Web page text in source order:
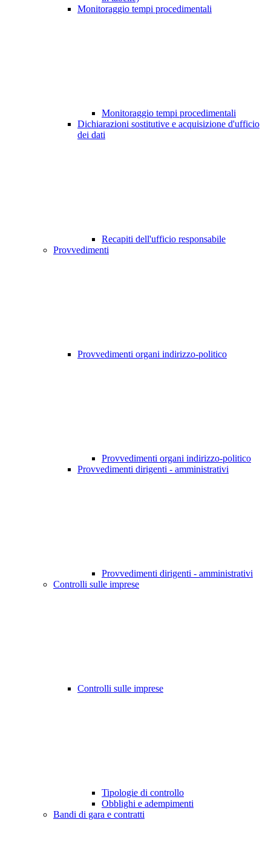
Monitoraggio tempi procedimentali
Monitoraggio tempi procedimentali
Dichiarazioni sostitutive e acquisizione d'ufficio
dei dati
Recapiti dell'ufficio responsabile
Provvedimenti
Provvedimenti organi indirizzo-politico
Provvedimenti organi indirizzo-politico
Provvedimenti dirigenti - amministrativi
Provvedimenti dirigenti - amministrativi
Controlli sulle imprese
Controlli sulle imprese
Tipologie di controllo
Obblighi e adempimenti
Bandi di gara e contratti